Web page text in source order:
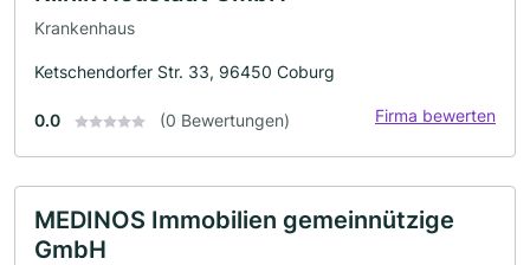
Krankenhaus
Ketschendorfer Str. 33, 96450 Coburg
0.0 (0 Bewertungen) Firma bewerten
MEDINOS Immobilien gemeinnützige
GmbH